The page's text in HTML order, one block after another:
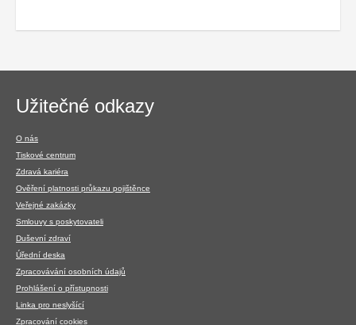
Navigace
v
patičce
Užitečné odkazy
O nás
Tiskové centrum
Zdravá kariéra
Ověření platnosti průkazu pojištěnce
Veřejné zakázky
Smlouvy s poskytovateli
Duševní zdraví
Úřední deska
Zpracovávání osobních údajů
Prohlášení o přístupnosti
Linka pro neslyšící
Zpracování cookies